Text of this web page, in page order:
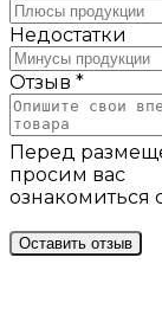
Недостатки
Отзыв *
Перед
просим вас
ознакомиться